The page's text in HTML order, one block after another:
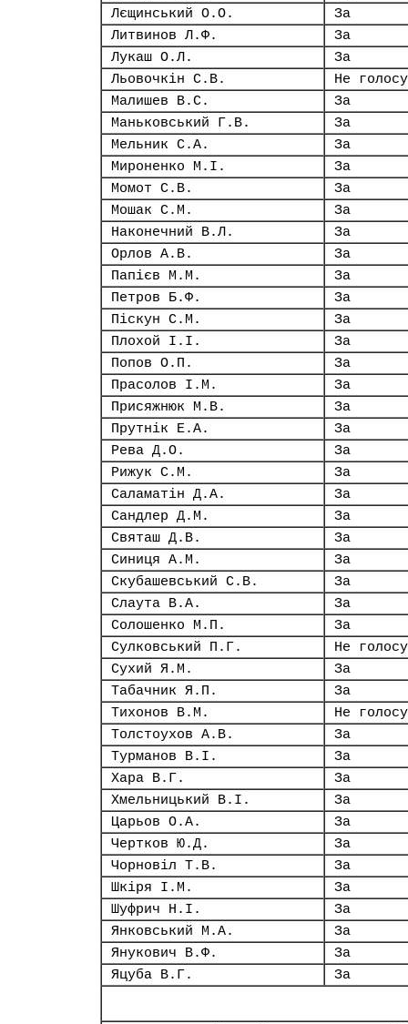
Лєщинський О.О.
За
Литвинов Л.Ф.
За
Лукаш О.Л.
За
Льовочкін С.В.
Не
Малишев В.С.
За
Маньковський Г.В.
За
Мельник С.А.
За
Мироненко М.І.
За
Момот С.В.
За
Мошак С.М.
За
Наконечний В.Л.
За
Орлов А.В.
За
Папієв М.М.
За
Петров Б.Ф.
За
Піскун С.М.
За
Плохой І.І.
За
Попов О.П.
За
Прасолов І.М.
За
Присяжнюк М.В.
За
Прутнік Е.А.
За
Рева Д.О.
За
Рижук С.М.
За
Саламатін Д.А.
За
Сандлер Д.М.
За
Святаш Д.В.
За
Синиця А.М.
За
Скубашевський С.В.
За
Слаута В.А.
За
Солошенко М.П.
За
Сулковський П.Г.
Не
Сухий Я.М.
За
Табачник Я.П.
За
Тихонов В.М.
Не
Толстоухов А.В.
За
Турманов В.І.
За
Хара В.Г.
За
Хмельницький В.І.
За
Царьов О.А.
За
Чертков Ю.Д.
За
Чорновіл Т.В.
За
Шкіря І.М.
За
Шуфрич Н.І.
За
Янковський М.А.
За
Янукович В.Ф.
За
Яцуба В.Г.
За